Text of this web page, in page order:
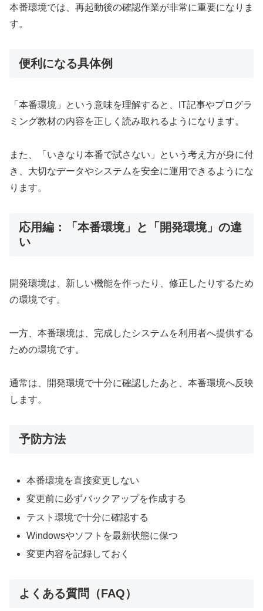
本番環境では、再起動後の確認作業が非常に重要になりま
す。
便利になる具体例
「本番環境」という意味を理解すると、IT記事やプログラ
ミング教材の内容を正しく読み取れるようになります。
また、「いきなり本番で試さない」という考え方が身に付
き、大切なデータやシステムを安全に運用できるようにな
ります。
応用編：「本番環境」と「開発環境」の違
い
開発環境は、新しい機能を作ったり、修正したりするため
の環境です。
一方、本番環境は、完成したシステムを利用者へ提供する
ための環境です。
通常は、開発環境で十分に確認したあと、本番環境へ反映
します。
予防方法
本番環境を直接変更しない
変更前に必ずバックアップを作成する
テスト環境で十分に確認する
Windowsやソフトを最新状態に保つ
変更内容を記録しておく
よくある質問（FAQ）